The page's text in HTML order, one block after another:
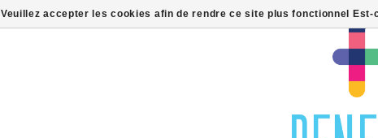
Veuillez accepter les cookies afin de rendre ce site plus fonctionnel Est-